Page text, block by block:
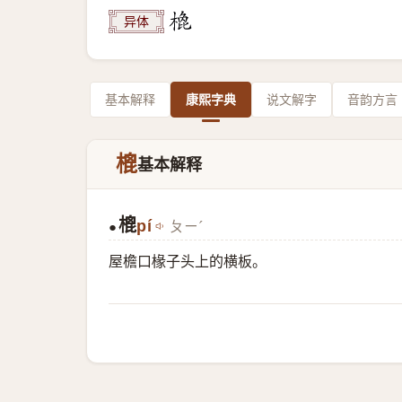
异体
基本解释 康熙字典 说文解字 音韵方言
㮰基本解释
● 㮰pí ㄆㄧˊ
屋檐口椽子头上的横板。